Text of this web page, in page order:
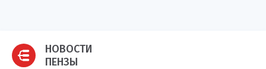
НОВОСТИ
ПЕНЗЫ